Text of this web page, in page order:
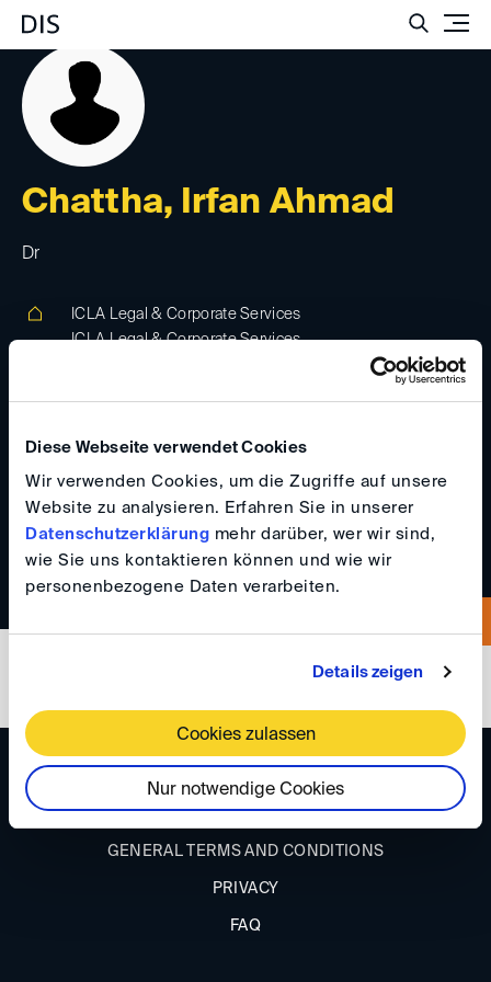
Diese Webseite verwendet Cookies
Wir verwenden Cookies, um die Zugriffe auf unsere
Website zu analysieren. Erfahren Sie in unserer
Datenschutzerklärung mehr darüber, wer wir sind,
wie Sie uns kontaktieren können und wie wir
personenbezogene Daten verarbeiten.
Details zeigen
Cookies zulassen
Nur notwendige Cookies
Chattha, Irfan Ahmad
Dr
ICLA Legal & Corporate Services
ICLA Legal & Corporate Services
38090, Faisalabad, Pakistan
+923216610266
IMPRINT
GENERAL TERMS AND CONDITIONS
PRIVACY
FAQ